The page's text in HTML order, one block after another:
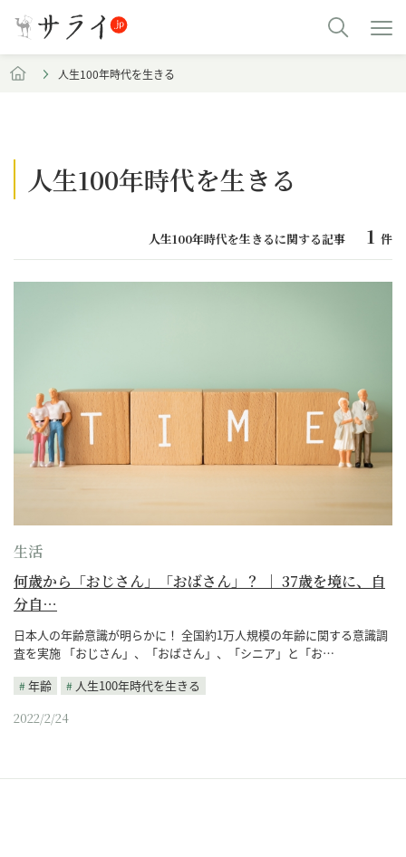
人生100年時代を生きる
人生100年時代を生きる
人生100年時代を生きるに関する記事 1 件
生活
何歳から「おじさん」「おばさん」？ ｜ 37歳を境に、自
分自…
日本人の年齢意識が明らかに！ 全国約1万人規模の年齢に関する意識調
査を実施 「おじさん」、「おばさん」、「シニア」と「お…
年齢
人生100年時代を生きる
2022/2/24